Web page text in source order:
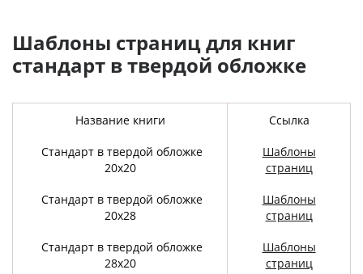
Шаблоны страниц для книг
стандарт в твердой обложке
Название книги Ссылка
Стандарт в твердой обложке
20х20
Шаблоны
страниц
Стандарт в твердой обложке
20х28
Шаблоны
страниц
Стандарт в твердой обложке
28х20
Шаблоны
страниц